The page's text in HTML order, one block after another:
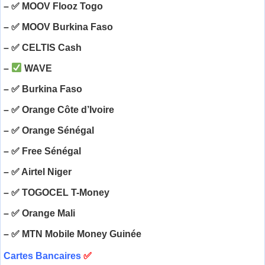
– ✅ MOOV Flooz Togo
– ✅ MOOV Burkina Faso
– ✅ CELTIS Cash
– WAVE
– ✅ Burkina Faso
– ✅ Orange Côte d’Ivoire
– ✅ Orange Sénégal
– ✅ Free Sénégal
– ✅ Airtel Niger
– ✅ TOGOCEL T-Money
– ✅ Orange Mali
– ✅ MTN Mobile Money Guinée
Cartes Bancaires ✅